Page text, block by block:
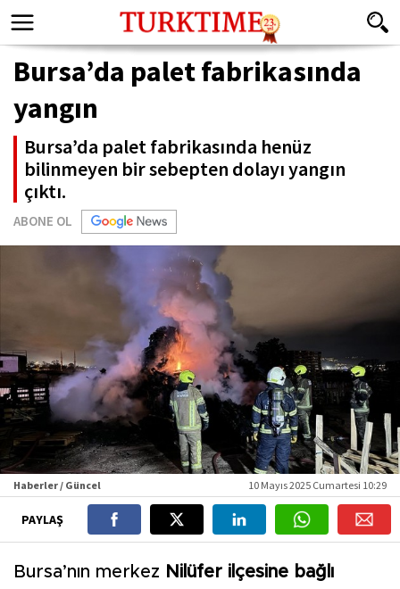
Bursa’da palet fabrikasında
yangın
Bursa’da palet fabrikasında henüz
bilinmeyen bir sebepten dolayı yangın
çıktı.
ABONE OL
Haberler / Güncel 10 Mayıs 2025 Cumartesi 10:29
PAYLAŞ
Bursa’nın merkez Nilüfer ilçesine bağlı